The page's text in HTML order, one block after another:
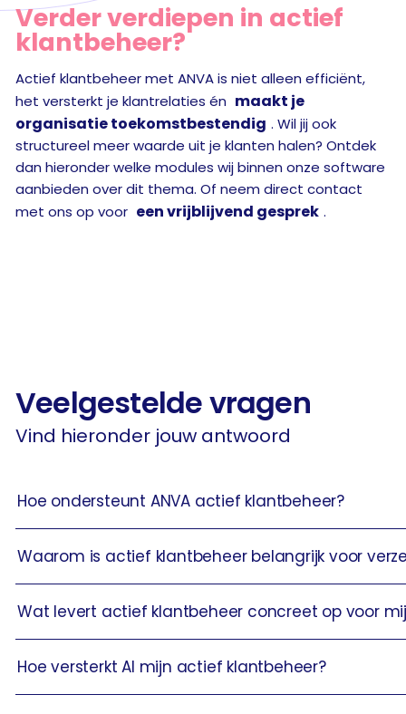
Verder verdiepen in actief
klantbeheer?
Actief klantbeheer met ANVA is niet alleen efficiënt,
het versterkt je klantrelaties én maakt je
organisatie toekomstbestendig . Wil jij ook
structureel meer waarde uit je klanten halen? Ontdek
dan hieronder welke modules wij binnen onze software
aanbieden over dit thema. Of neem direct contact
met ons op voor een vrijblijvend gesprek .
Veelgestelde vragen
Vind hieronder jouw antwoord
Hoe ondersteunt ANVA actief klantbeheer?
Waarom is actief klantbeheer belangrijk voor
Wat levert actief klantbeheer concreet op voor
Hoe versterkt AI mijn actief klantbeheer?